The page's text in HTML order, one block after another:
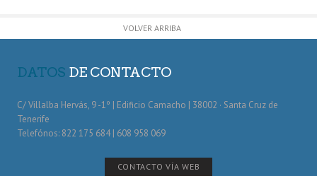
VOLVER ARRIBA
DATOS DE CONTACTO
C/ Villalba Hervás, 9 -1º | Edificio Camacho | 38002 · Santa Cruz de
Tenerife
Telefónos: 822 175 684 | 608 958 069
CONTACTO VÍA WEB